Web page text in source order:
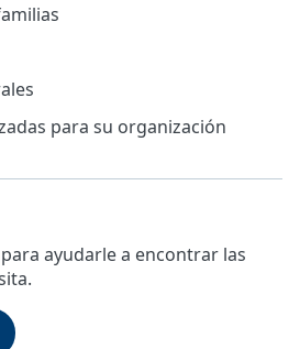
para su organización
ayudarle a encontrar las